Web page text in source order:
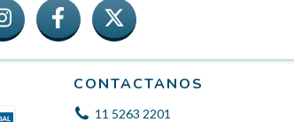
CONTACTANOS
11 5263 2201